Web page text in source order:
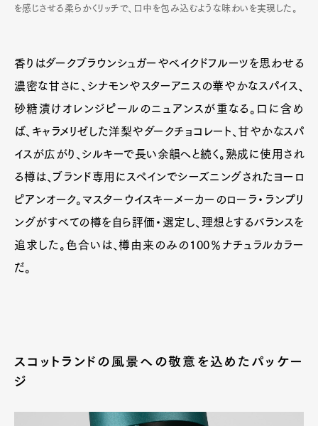
を感じさせる柔らかくリッチで、口中を包み込むような味わいを実現した。
香りはダークブラウンシュガーやベイクドフルーツを思わせる
濃密な甘さに、シナモンやスターアニスの華やかなスパイス、
砂糖漬けオレンジピールのニュアンスが重なる。口に含め
ば、キャラメリゼした洋梨やダークチョコレート、甘やかなスパ
イスが広がり、シルキーで長い余韻へと続く。熟成に使用され
る樽は、ブランド専用にスペインでシーズニングされたヨーロ
ピアンオーク。マスターウイスキーメーカーのローラ・ランプリ
ングがすべての樽を自ら評価・選定し、理想とするバランスを
追求した。色合いは、樽由来のみの100％ナチュラルカラー
だ。
スコットランドの風景への敬意を込めたパッケー
ジ